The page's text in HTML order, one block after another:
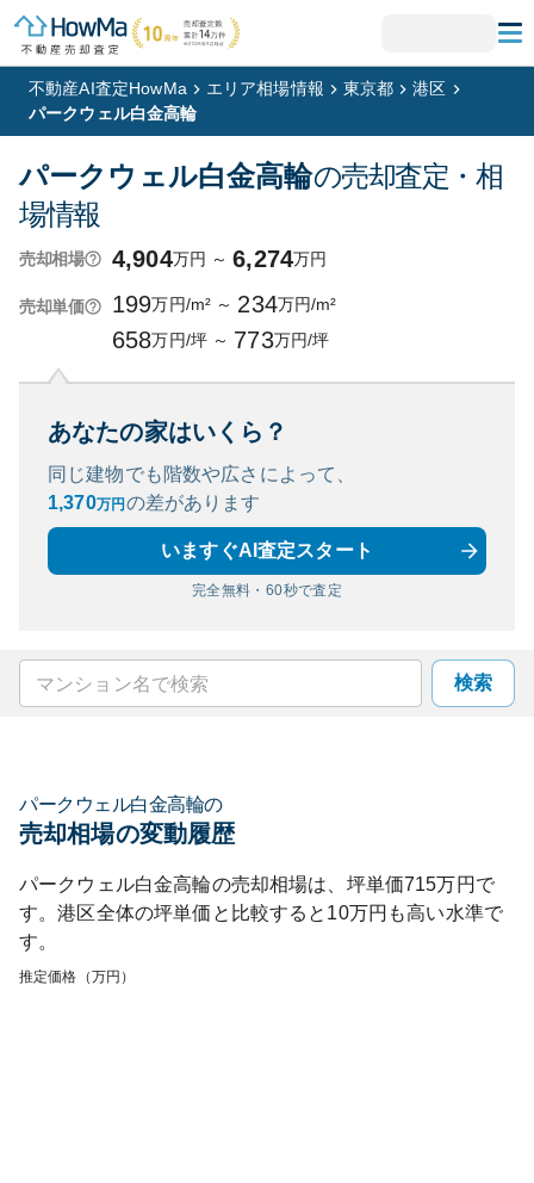
不動産AI査定HowMa エリア相場情報 東京都
港区
パークウェル白金高輪
パークウェル白金高輪の売却査定・相
場情報
売却相場 4,904万円 ～ 6,274万円
売却単価 199万円/m² ～ 234万円/m²
658万円/坪 ～ 773万円/坪
あなたの家はいくら？
同じ建物でも階数や広さによって、
1,370万円 の差があります
いますぐAI査定スタート
完全無料・60秒で査定
検索
パークウェル白金高輪の
売却相場の変動履歴
パークウェル白金高輪の売却相場は、坪単価715万円で
す。港区全体の坪単価と比較すると 10万円も高い水準で
す。
推定価格（万円）